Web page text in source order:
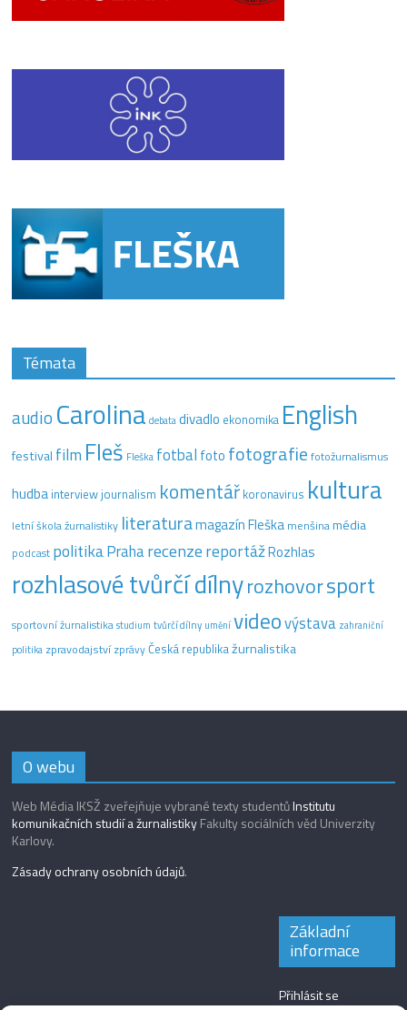
Témata
audio Carolina debata divadlo ekonomika English
festival film Fleš Fleška fotbal foto fotografie fotožurnalismus
hudba interview journalism komentář koronavirus kultura
letní škola žurnalistiky literaturamagazín Fleška menšinamédia
podcast politikaPraharecenzereportážRozhlas
rozhlasové tvůrčí dílnyrozhovorsport
sportovní žurnalistika studium tvůrčí dílny uměnívideovýstava zahraniční
politika zpravodajstvízprávyČeská republikažurnalistika
O webu
Web Média IKSŽ zveřejňuje vybrané texty studentůInstitutu
komunikačních studií a žurnalistikyFakulty sociálních věd Univerzity
Karlovy.
Zásady ochrany osobních údajů.
Základní
informace
Přihlásit se